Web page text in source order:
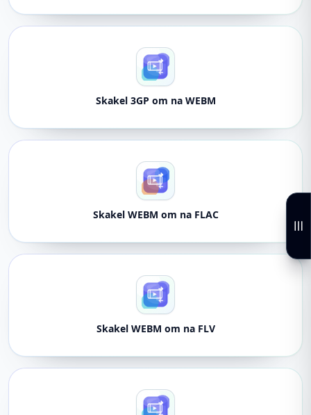
Skakel 3GP om na WEBM
Skakel WEBM om na FLAC
Skakel WEBM om na FLV